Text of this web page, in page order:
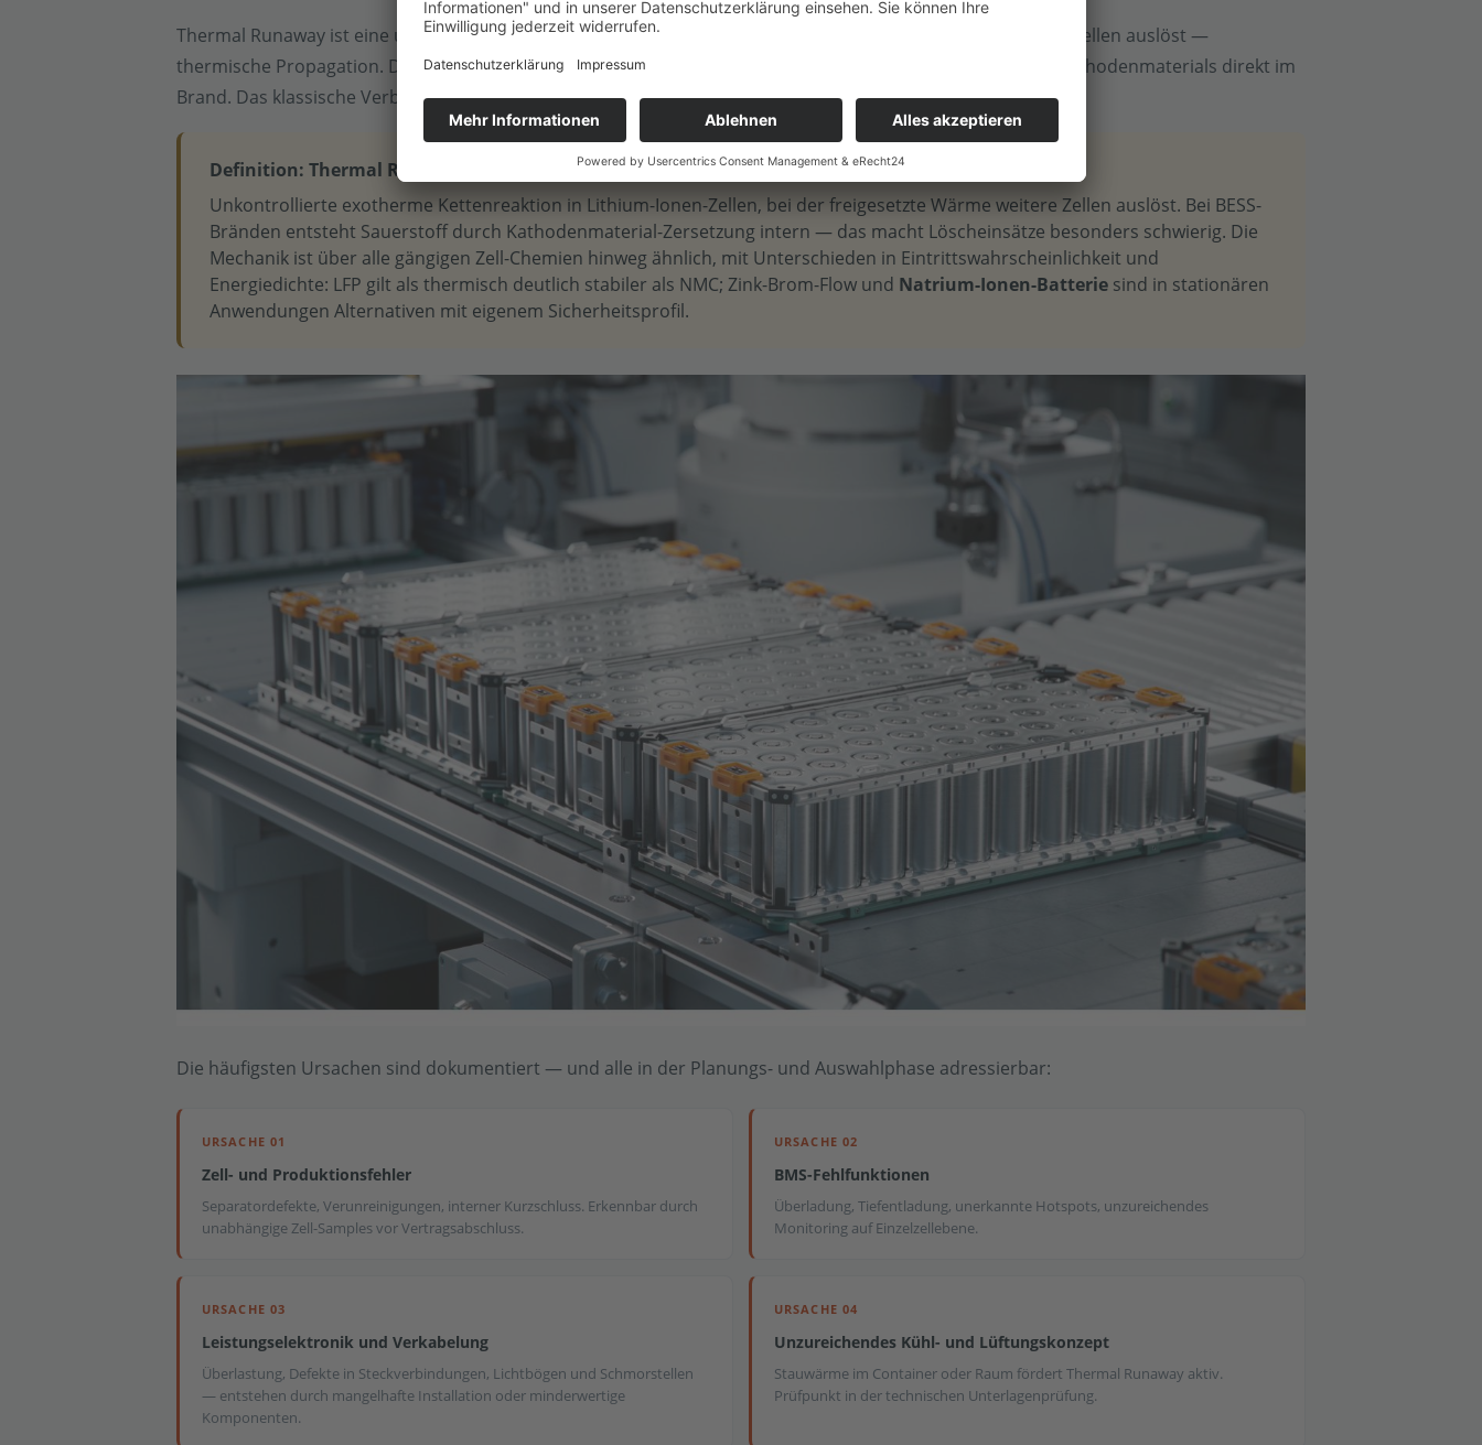
Thermal Runaway ist eine unkontrollierte Kettenreaktion: eine Zelle überhitzt, setzt Energie frei, die Nachbarzellen auslöst —
thermische Propagation. Das Besondere bei BESS-Bränden: Sauerstoff entsteht durch die Zersetzung des Kathodenmaterials direkt im
Brand. Das klassische Verbrennungsdreieck lässt sich dadurch kaum von außen unterbrechen.
Definition: Thermal Runaway
Unkontrollierte exotherme Kettenreaktion in Lithium-Ionen-Zellen, bei der freigesetzte Wärme weitere Zellen auslöst. Bei BESS-
Bränden entsteht Sauerstoff durch Kathodenmaterial-Zersetzung intern — das macht Löscheinsätze besonders schwierig. Die
Mechanik ist über alle gängigen Zell-Chemien hinweg ähnlich, mit Unterschieden in Eintrittswahrscheinlichkeit und
Energiedichte: LFP gilt als thermisch deutlich stabiler als NMC; Zink-Brom-Flow und Natrium-Ionen-Batterie sind in stationären
Anwendungen Alternativen mit eigenem Sicherheitsprofil.
Die häufigsten Ursachen sind dokumentiert — und alle in der Planungs- und Auswahlphase adressierbar:
URSACHE 01
Zell- und Produktionsfehler
Separatordefekte, Verunreinigungen, interner Kurzschluss. Erkennbar durch
unabhängige Zell-Samples vor Vertragsabschluss.
URSACHE 02
BMS-Fehlfunktionen
Überladung, Tiefentladung, unerkannte Hotspots, unzureichendes
Monitoring auf Einzelzellebene.
URSACHE 03
Leistungselektronik und Verkabelung
Überlastung, Defekte in Steckverbindungen, Lichtbögen und Schmorstellen
— entstehen durch mangelhafte Installation oder minderwertige
Komponenten.
URSACHE 04
Unzureichendes Kühl- und Lüftungskonzept
Stauwärme im Container oder Raum fördert Thermal Runaway aktiv.
Prüfpunkt in der technischen Unterlagenprüfung.